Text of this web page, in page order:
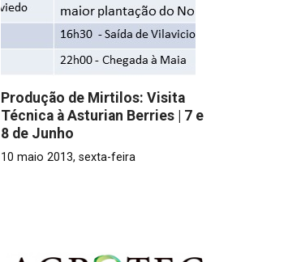
Produção de Mirtilos: Visita
Técnica à Asturian Berries | 7 e
8 de Junho
10 maio 2013, sexta-feira